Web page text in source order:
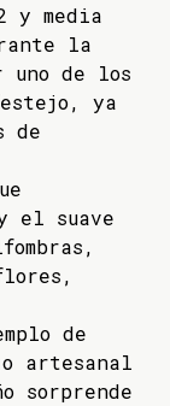
y media
la
uno de los
ya
de
el suave
de
artesanal
sorprende